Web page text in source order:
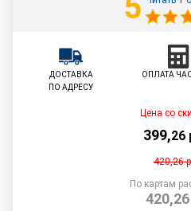
ДОСТАВКА
ПО АДРЕСУ
ОПЛАТА
Цена со
399,26
420,26
По картам
420,26